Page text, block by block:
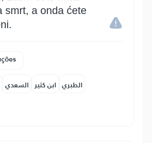
smrt, a onda ćete
السعدي ابن كثير الطبري